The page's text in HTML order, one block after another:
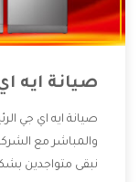
صيانة ايه
صيانة ايه اي جي
والمباشر مع
نبقى متواجدين